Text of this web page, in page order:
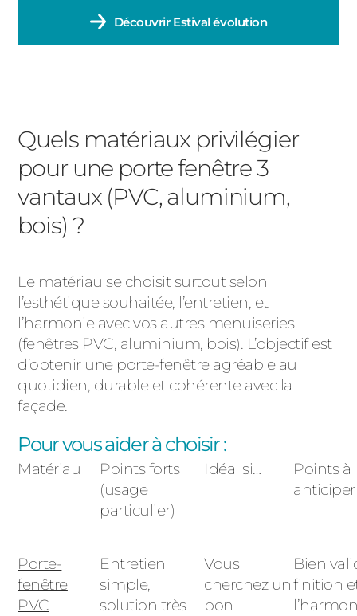
Découvrir Estival évolution
Quels matériaux privilégier
pour une porte fenêtre 3
vantaux (PVC, aluminium,
bois) ?
Le matériau se choisit surtout selon
l’esthétique souhaitée, l’entretien, et
l’harmonie avec vos autres menuiseries
(fenêtres PVC, aluminium, bois). L’objectif est
d’obtenir une porte-fenêtreagréable au
quotidien, durable et cohérente avec la
façade.
Pour vous aider à choisir :
Matériau
Points forts
(usage
particulier)
Idéal si…
Points à
anticiper
Porte-
fenêtre
PVC
Entretien
simple,
solution très
Vous
cherchez un
bon
Bien
finition